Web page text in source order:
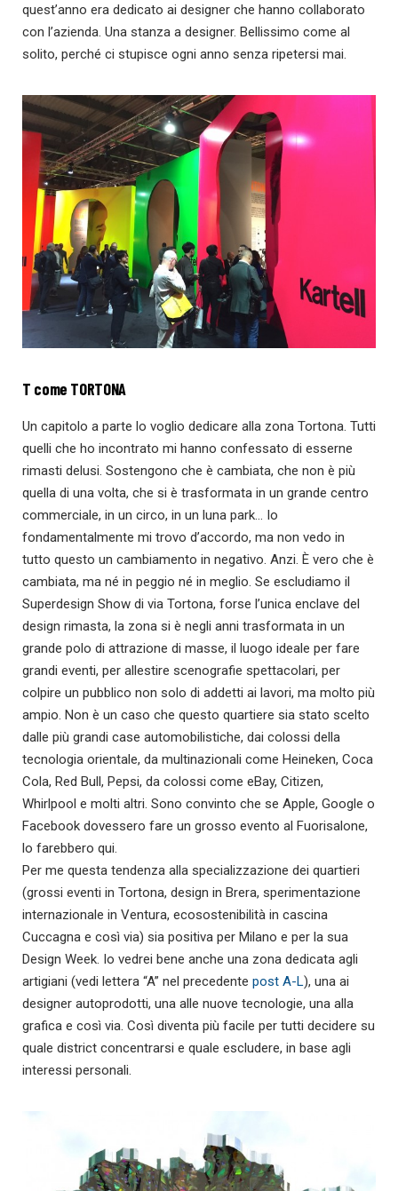
quest’anno era dedicato ai designer che hanno collaborato
con l’azienda. Una stanza a designer. Bellissimo come al
solito, perché ci stupisce ogni anno senza ripetersi mai.
T come TORTONA
Un capitolo a parte lo voglio dedicare alla zona Tortona. Tutti
quelli che ho incontrato mi hanno confessato di esserne
rimasti delusi. Sostengono che è cambiata, che non è più
quella di una volta, che si è trasformata in un grande centro
commerciale, in un circo, in un luna park… Io
fondamentalmente mi trovo d’accordo, ma non vedo in
tutto questo un cambiamento in negativo. Anzi. È vero che è
cambiata, ma né in peggio né in meglio. Se escludiamo il
Superdesign Show di via Tortona, forse l’unica enclave del
design rimasta, la zona si è negli anni trasformata in un
grande polo di attrazione di masse, il luogo ideale per fare
grandi eventi, per allestire scenografie spettacolari, per
colpire un pubblico non solo di addetti ai lavori, ma molto più
ampio. Non è un caso che questo quartiere sia stato scelto
dalle più grandi case automobilistiche, dai colossi della
tecnologia orientale, da multinazionali come Heineken, Coca
Cola, Red Bull, Pepsi, da colossi come eBay, Citizen,
Whirlpool e molti altri. Sono convinto che se Apple, Google o
Facebook dovessero fare un grosso evento al Fuorisalone,
lo farebbero qui.
Per me questa tendenza alla specializzazione dei quartieri
(grossi eventi in Tortona, design in Brera, sperimentazione
internazionale in Ventura, ecosostenibilità in cascina
Cuccagna e così via) sia positiva per Milano e per la sua
Design Week. Io vedrei bene anche una zona dedicata agli
artigiani (vedi lettera “A” nel precedente post A-L), una ai
designer autoprodotti, una alle nuove tecnologie, una alla
grafica e così via. Così diventa più facile per tutti decidere su
quale district concentrarsi e quale escludere, in base agli
interessi personali.